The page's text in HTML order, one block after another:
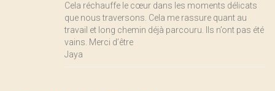
Cela réchauffe le cœur dans les moments délicats
que nous traversons. Cela me rassure quant au
travail et long chemin déjà parcouru. Ils n’ont pas été
vains. Merci d’être
Jaya